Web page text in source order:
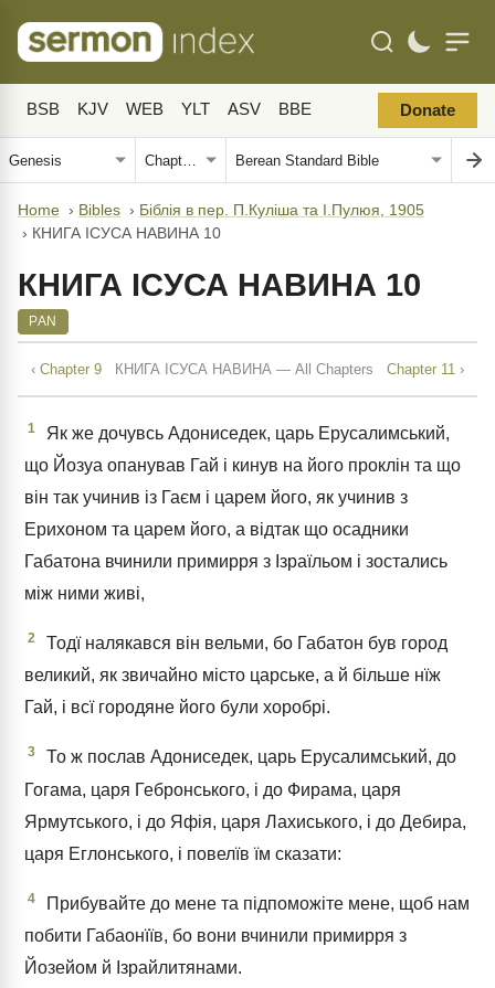
BSB KJV WEB YLT ASV BBE Donate
Home › Bibles › Біблія в пер. П.Куліша та І.Пулюя, 1905
› КНИГА ІСУСА НАВИНА 10
КНИГА ІСУСА НАВИНА 10
PAN
‹ Chapter 9 КНИГА ІСУСА НАВИНА — All Chapters Chapter 11 ›
1
Як же дочувсь Адониседек, царь Ерусалимський,
що Йозуа опанував Гай і кинув на його проклін та що
він так учинив із Гаєм і царем його, як учинив з
Ерихоном та царем його, а відтак що осадники
Габатона вчинили примирря з Ізраїльом і зостались
між ними живі,
2
Тодї налякався він вельми, бо Габатон був город
великий, як звичайно місто царське, а й більше нїж
Гай, і всї городяне його були хоробрі.
3
То ж послав Адониседек, царь Ерусалимський, до
Гогама, царя Гебронського, і до Фирама, царя
Ярмутського, і до Яфія, царя Лахиського, і до Дебира,
царя Еглонського, і повелїв їм сказати:
4
Прибувайте до мене та підпоможіте мене, щоб нам
побити Габаонїїв, бо вони вчинили примирря з
Йозейом й Ізрайлитянами.